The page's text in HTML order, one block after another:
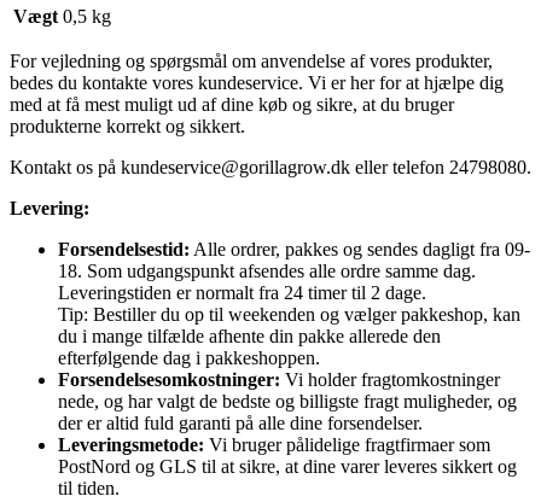
Vægt 0,5 kg
For vejledning og spørgsmål om anvendelse af vores produkter,
bedes du kontakte vores kundeservice. Vi er her for at hjælpe dig
med at få mest muligt ud af dine køb og sikre, at du bruger
produkterne korrekt og sikkert.
Kontakt os på kundeservice@gorillagrow.dk eller telefon 24798080.
Levering:
Forsendelsestid: Alle ordrer, pakkes og sendes dagligt fra 09-
18. Som udgangspunkt afsendes alle ordre samme dag.
Leveringstiden er normalt fra 24 timer til 2 dage.
Tip: Bestiller du op til weekenden og vælger pakkeshop, kan
du i mange tilfælde afhente din pakke allerede den
efterfølgende dag i pakkeshoppen.
Forsendelsesomkostninger: Vi holder fragtomkostninger
nede, og har valgt de bedste og billigste fragt muligheder, og
der er altid fuld garanti på alle dine forsendelser.
Leveringsmetode: Vi bruger pålidelige fragtfirmaer som
PostNord og GLS til at sikre, at dine varer leveres sikkert og
til tiden.